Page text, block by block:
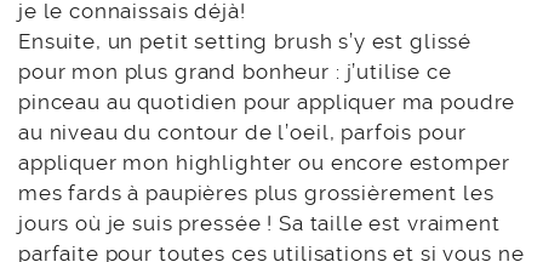
je le connaissais déjà!
Ensuite, un petit setting brush s’y est glissé
pour mon plus grand bonheur : j’utilise ce
pinceau au quotidien pour appliquer ma poudre
au niveau du contour de l’oeil, parfois pour
appliquer mon highlighter ou encore estomper
mes fards à paupières plus grossièrement les
jours où je suis pressée ! Sa taille est vraiment
parfaite pour toutes ces utilisations et si vous ne